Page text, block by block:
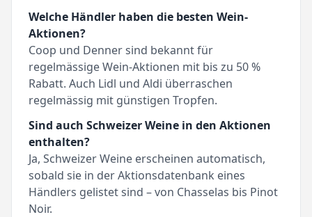
Welche Händler haben die besten Wein-
Aktionen?
Coop und Denner sind bekannt für
regelmässige Wein-Aktionen mit bis zu 50 %
Rabatt. Auch Lidl und Aldi überraschen
regelmässig mit günstigen Tropfen.
Sind auch Schweizer Weine in den Aktionen
enthalten?
Ja, Schweizer Weine erscheinen automatisch,
sobald sie in der Aktionsdatenbank eines
Händlers gelistet sind – von Chasselas bis Pinot
Noir.